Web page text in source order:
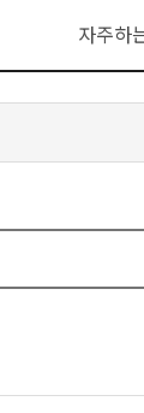
자주하